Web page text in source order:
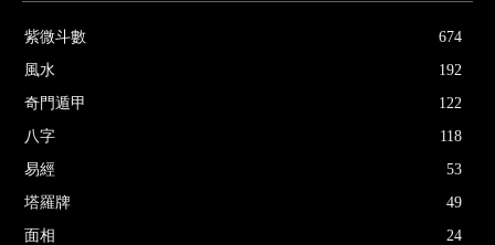
紫微斗數
674
風水
192
奇門遁甲
122
八字
118
易經
53
塔羅牌
49
面相
24